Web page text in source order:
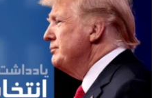
فرهنگ و زندگی
حقوق شهروندی
اقتصادی
علم و فناوری
مستندها
انتخابات ریاست جمهوری آمریکا ۲۰۲۴
حمله جمهوری اسلامی به اسرائیل
رمز مهسا
دنبال کنید